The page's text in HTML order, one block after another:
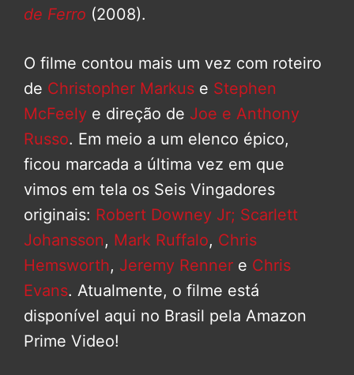
de Ferro (2008).
O filme contou mais um vez com roteiro
de Christopher Markus e Stephen
McFeely e direção de Joe e Anthony
Russo. Em meio a um elenco épico,
ficou marcada a última vez em que
vimos em tela os Seis Vingadores
originais: Robert Downey Jr; Scarlett
Johansson, Mark Ruffalo, Chris
Hemsworth, Jeremy Renner e Chris
Evans. Atualmente, o filme está
disponível aqui no Brasil pela Amazon
Prime Video!